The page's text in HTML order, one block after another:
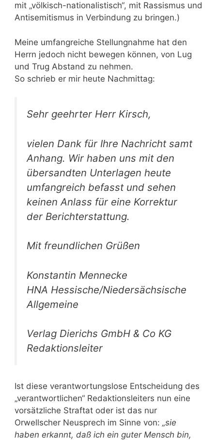
mit „völkisch-nationalistisch“, mit Rassismus und
Antisemitismus in Verbindung zu bringen.)
Meine umfangreiche Stellungnahme hat den
Herrn jedoch nicht bewegen können, von Lug
und Trug Abstand zu nehmen.
So schrieb er mir heute Nachmittag:
Sehr geehrter Herr Kirsch,
vielen Dank für Ihre Nachricht samt
Anhang. Wir haben uns mit den
übersandten Unterlagen heute
umfangreich befasst und sehen
keinen Anlass für eine Korrektur
der Berichterstattung.
Mit freundlichen Grüßen
Konstantin Mennecke
HNA Hessische/Niedersächsische
Allgemeine
Verlag Dierichs GmbH & Co KG
Redaktionsleiter
Ist diese verantwortungslose Entscheidung des
„verantwortlichen“ Redaktionsleiters nun eine
vorsätzliche Straftat oder ist das nur
Orwellscher Neusprech im Sinne von: „sie
haben erkannt, daß ich ein guter Mensch bin,